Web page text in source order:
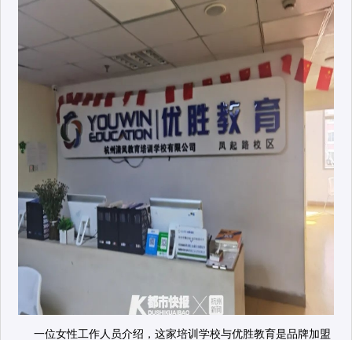
一位女性工作人员介绍，这家培训学校与优胜教育是品牌加盟